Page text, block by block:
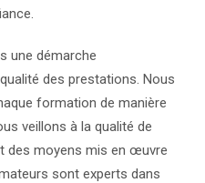
une démarche
des prestations. Nous
formation de manière
veillons à la qualité de
des moyens mis en œuvre
sont experts dans